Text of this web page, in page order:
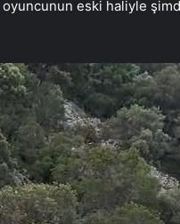
eski haliyle